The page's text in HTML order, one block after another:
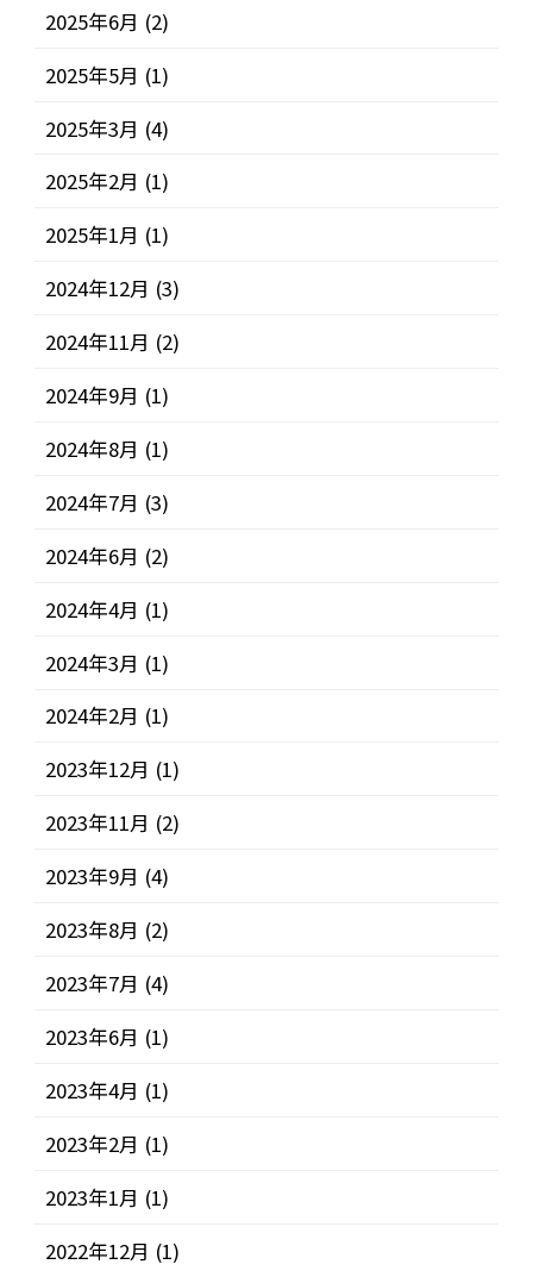
2025年6月 (2)
2025年5月 (1)
2025年3月 (4)
2025年2月 (1)
2025年1月 (1)
2024年12月 (3)
2024年11月 (2)
2024年9月 (1)
2024年8月 (1)
2024年7月 (3)
2024年6月 (2)
2024年4月 (1)
2024年3月 (1)
2024年2月 (1)
2023年12月 (1)
2023年11月 (2)
2023年9月 (4)
2023年8月 (2)
2023年7月 (4)
2023年6月 (1)
2023年4月 (1)
2023年2月 (1)
2023年1月 (1)
2022年12月 (1)